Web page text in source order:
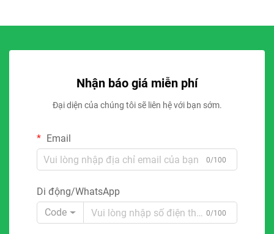
Nhận báo giá miễn phí
Đại diện của chúng tôi sẽ liên hệ với bạn sớm.
Email
0/100
Di động/WhatsApp
Code
0/100